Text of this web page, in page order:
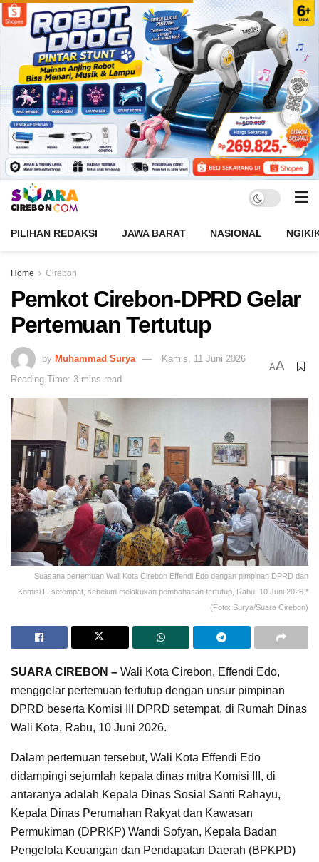
PILIHAN REDAKSI JAWA BARAT NASIONAL
Home Cirebon
Pemkot Cirebon-DPRD Gelar
Pertemuan Tertutup
by Muhammad Surya
Kamis, 11 Juni 2026
Reading Time: 3 mins read
AA
Suasana pertemuan Wali Kota Cirebon Effendi Edo dengan pimpinan DPRD dan
Komisi III setempat, sebelum melakukan pembahasan tertutup, Rabu, 10 Juni 2026.*
(Foto: Surya/Suara Cirebon)
SUARA CIREBON – Wali Kota Cirebon, Effendi Edo,
menggelar pertemuan tertutup dengan unsur pimpinan
DPRD beserta Komisi III DPRD setempat, di Rumah Dinas
Wali Kota, Rabu, 10 Juni 2026.
Dalam pertemuan tersebut, Wali Kota Effendi Edo
didampingi sejumlah kepala dinas mitra Komisi III, di
antaranya adalah Kepala Dinas Sosial Santi Rahayu,
Kepala Dinas Perumahan Rakyat dan Kawasan
Permukiman (DPRKP) Wandi Sofyan, Kepala Badan
Pengelola Keuangan dan Pendapatan Daerah (BPKPD)